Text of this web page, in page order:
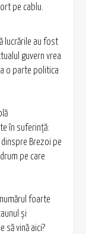
pe cablu.
lucrările au fost
guvern vrea
o parte politica
în suferinţă:
Brezoi pe
pe care
foarte
şi
să vină aici?